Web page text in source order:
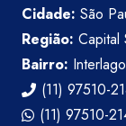
Cidade: São
Região: Capital
Bairro:
(11) 97510-
(11) 97510-